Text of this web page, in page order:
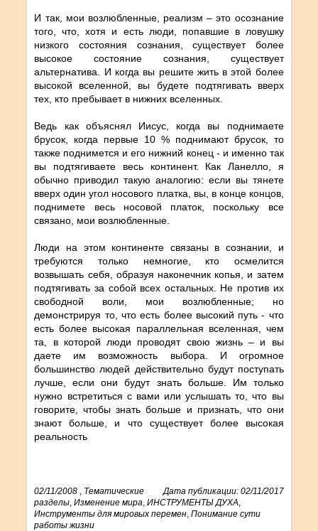
И так, мои возлюбленные, реализм – это осознание
того, что, хотя и есть люди, попавшие в ловушку
низкого состояния сознания, существует более
высокое состояние сознания, существует
альтернатива. И когда вы решите жить в этой более
высокой вселенной, вы будете подтягивать вверх
тех, кто пребывает в нижних вселенных.
Ведь как объяснял Иисус, когда вы поднимаете
брусок, когда первые 10 % поднимают брусок, то
также поднимется и его нижний конец - и именно так
вы подтягиваете весь континент. Как Ланелло, я
обычно приводил такую аналогию: если вы тянете
вверх один угол носового платка, вы, в конце концов,
поднимете весь носовой платок, поскольку все
связано, мои возлюбленные.
Люди на этом континенте связаны в сознании, и
требуются только немногие, кто осмелится
возвышать себя, образуя наконечник копья, и затем
подтягивать за собой всех остальных. Не против их
свободной воли, мои возлюбленные; но
демонстрируя то, что есть более высокий путь - что
есть более высокая параллельная вселенная, чем
та, в которой люди проводят свою жизнь – и вы
даете им возможность выбора. И огромное
большинство людей действительно будут поступать
лучше, если они будут знать больше. Им только
нужно встретиться с вами или услышать то, что вы
говорите, чтобы знать больше и признать, что они
знают больше, и что существует более высокая
реальность
02/11/2008 Дата публикации: 02/11/2017
Тематические
разделы ,Изменение мира ,ИНСТРУМЕНТЫ ДУХА
Инструменты для мировых перемен ,Понимание сути
работы жизни